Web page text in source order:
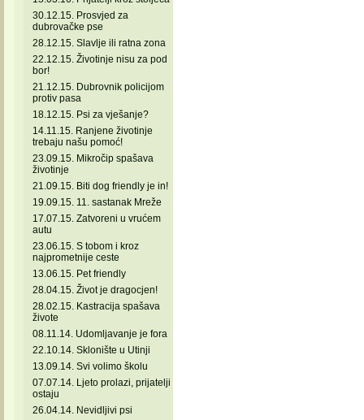
30.12.15. Prosvjed za
dubrovačke pse
28.12.15. Slavlje ili ratna zona
22.12.15. Životinje nisu za pod
bor!
21.12.15. Dubrovnik policijom
protiv pasa
18.12.15. Psi za vješanje?
14.11.15. Ranjene životinje
trebaju našu pomoć!
23.09.15. Mikročip spašava
životinje
21.09.15. Biti dog friendly je in!
19.09.15. 11. sastanak Mreže
17.07.15. Zatvoreni u vrućem
autu
23.06.15. S tobom i kroz
najprometnije ceste
13.06.15. Pet friendly
28.04.15. Život je dragocjen!
28.02.15. Kastracija spašava
živote
08.11.14. Udomljavanje je fora
22.10.14. Sklonište u Utinji
13.09.14. Svi volimo školu
07.07.14. Ljeto prolazi, prijatelji
ostaju
26.04.14. Nevidljivi psi